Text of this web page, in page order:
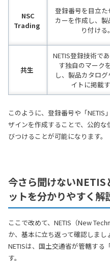
NSC
Trading
登録番号を目立た
カーを作成し、
り付ける。
共生
NETIS登録技術で
す独自のマーク
し、製品カタロ
イトに掲載す
このように、登録番号や「
ザインを作成することで、公的
びつけることが可能になります。
今さら聞けないNETIS
ットを分かりやすく解
ここで改めて、NETIS（New
か、基本に立ち返って確認しまし
NETISは、国土交通省が管轄する
す。